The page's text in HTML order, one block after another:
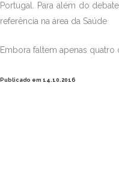
Portugal. Para além do
referência na área da Saúde
Embora faltem apenas quatro
Publicado em 14.10.2016